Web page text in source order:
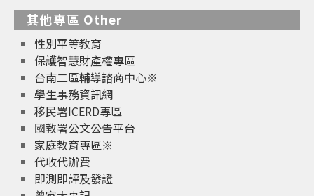
其他專區 Other
性別平等教育
保護智慧財產權專區
台南二區輔導諮商中心※
學生事務資訊網
移民署ICERD專區
國教署公文公告平台
家庭教育專區※
代收代辦費
即測即評及發證